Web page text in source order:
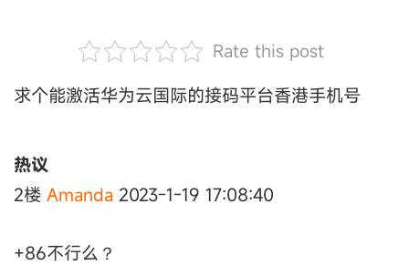
Rate this post
求个能激活华为云国际的接码平台香港手机号
热议
2楼 Amanda 2023-1-19 17:08:40
+86不行么？